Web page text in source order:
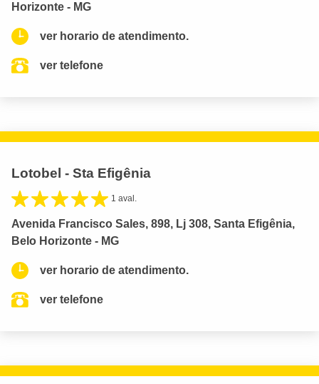
Horizonte - MG
ver horario de atendimento.
ver telefone
Lotobel - Sta Efigênia
1 aval.
Avenida Francisco Sales, 898, Lj 308, Santa Efigênia,
Belo Horizonte - MG
ver horario de atendimento.
ver telefone